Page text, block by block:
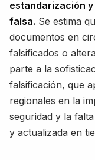
estandarización
falsa. Se estima
documentos en
falsificados o
parte a la
falsificación, que
regionales en la
seguridad y la
y actualizada en